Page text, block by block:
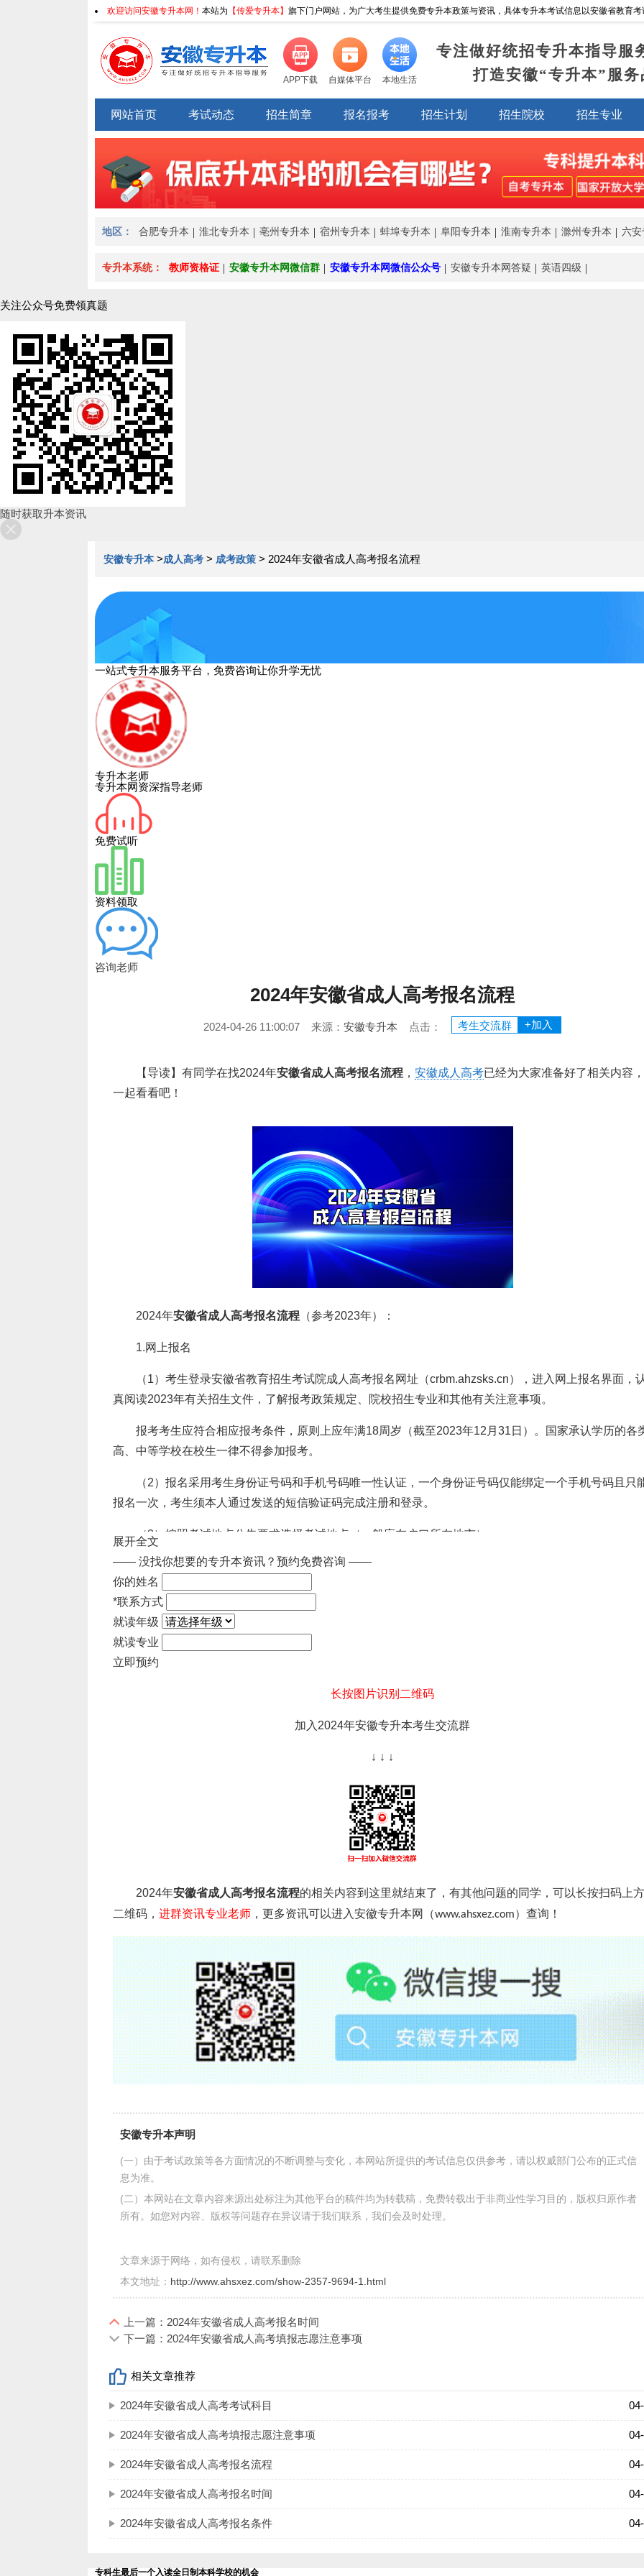
欢迎访问安徽专升本网！ 本站为 【传爱专升本】 旗下门户网站，为广大考生提供免费专升本政策与资讯，具体专升本考试信息以安徽省教育考
APP下载 自媒体平台 本地生活
专注做好统招专升本指导服
打造安徽“专升本”服务
网站首页 考试动态 招生简章 报名报考 招生计划 招生院校 招生专业
地区： 合肥专升本 淮北专升本 亳州专升本 宿州专升本 蚌埠专升本 阜阳专升本 淮南专升本 滁州专升本 六安
专升本系统： 教师资格证 安徽专升本网微信群 安徽专升本网微信公众号 安徽专升本网答疑 英语四级
关注公众号免费领真题
随时获取升本资讯
安徽专升本 >成人高考 > 成考政策 > 2024年安徽省成人高考报名流程
一站式专升本服务平台，免费咨询让你升学无忧
专升本老师
专升本网资深指导老师
免费试听
资料领取
咨询老师
2024年安徽省成人高考报名流程
2024-04-26 11:00:07 来源： 安徽专升本 点击： 考生交流群 +加入
【导读】有同学在找2024年安徽省成人高考报名流程 ， 安徽成人高考已经为大家准备好了相关内容，
一起看看吧！
2024年安徽省成人高考报名流程 （参考2023年）：
1.网上报名
（1）考生登录安徽省教育招生考试院成人高考报名网址（crbm.ahzsks.cn），进入网上报名界面，
真阅读2023年有关招生文件，了解报考政策规定、院校招生专业和其他有关注意事项。
报考考生应符合相应报考条件，原则上应年满18周岁（截至2023年12月31日）。国家承认学历的各
高、中等学校在校生一律不得参加报考。
（2）报名采用考生身份证号码和手机号码唯一性认证，一个身份证号码仅能绑定一个手机号码且只
报名一次，考生须本人通过发送的短信验证码完成注册和登录。
（3）按照考试地点公告要求选择考试地点（一般应在户口所在地市）。
（4）按照网页的提示和要求，准确填报个人基本信息和报考学校、专业志愿等信息。
（5）煤炭企业定向招收优秀在职员工、“一村一名大学生人才培养工程”和“农民工求学圆梦行动”的报
工作，由招生院校及有关部门负责组织，统一安排。
2.网上确认
时填报的基本信息、志愿信息等进行核对。核对无误后确认提交，报名信息一经提交，不得更改。
本人近三个月内正面、免冠、无妆、彩色2寸电子照片。
现役军人考生还需上传本人有效《居民身份证》、《士兵证》（或《军官证》）以及所在部队团级以
上政治工作部门出具的同意报考证明（证明为驻报考市部队的现役军人）。
（3）所需材料全部上传成功后，等待上传材料审核结果。如上传材料审核未通过，请在12小时内登录
考试机构指定地点进行现场审核确认。上传材料审核结果为“未通过”的考生，主要分为以下几种情况：
1)考生照片与身份信息比对不通过。考生需补充上传有效居民身份证原件人像面和国徽面照片、手持
份证照片等相关证明材料。
2)考生学籍学历信息比对未通过但学籍学历信息确属真实的。考生需补充上传毕业证书或学信网学历
证报告和《学籍学历信息真实有效保证书》等相关证明材料。2024年春季毕业的应届专科毕业生需上传所
在学校出具的《2024年春季专科毕业生证明》等证明材料。
3)其他审核不通过的情况。考生需根据审核不通过原因补充相关材料。
（4）信息核查
省户籍考生所提供的居住证信息进行统一核查，核查结果将通过短信通知考生。经核查无居住证信息或提
工作由各市招生考试机构负责。
（5）符合照顾加分条件的考生：25周岁以上照顾加分由报名系统自动生成，考生须保证自己网上报名
所填身份证号码的真实、准确；符合其他照顾条件的考生，需携带《安徽省2023年成人高校招生照顾加分
进行交验。
（6）自主就业的退役士兵须携带凭县级以上退役军人事务部门开具的自主就业证明或退役军人有效证
3.网上缴费
考生上传材料审核和信息核查通过后，即可在网上支付平台缴纳报名考试费，缴费成功后，系统对考
生报名信息做出已缴费标记。网页有时不能实时显示缴费成功，这是因为网上银行和报名系统的数据交换
需要一定时间，考生只要确认自己账户上报名费支付准确无误即可，不必再尝试重新操作，以免造成重复
缴费。考生网上缴费时应注意网页给出的提示，按规定的程序和要求操作，遇到问题可拨打银行服务咨询
电话：0551-62667211，62667212（工作日：上午8:30-11:30，下午14:30-17:30）。全国统一服务热线
全国成人高校统一招生考试属国考之一，其报考程序、时间等规定向社会公布后是非常严肃的。为维
护成人高考报名的严肃性和正常秩序，请考生报名前仔细阅读网上发布的相关文件，知晓并遵守有关招生
名系统，考生应对自己的承诺负责。考生填报报名信息提交并网上信息确认，考生缴费必须在网上确认审
展开全文
—— 没找你想要的专升本资讯？ 预约免费咨询 ——
你的姓名
*联系方式
就读年级
就读专业
立即预约
长按图片识别二维码
加入2024年安徽专升本考生交流群
↓ ↓ ↓
2024年安徽省成人高考报名流程的相关内容到这里就结束了， 有其他问题的同学，可以长按扫码上方
二维码， 进群资讯专业老师 ，更多资讯可以进入安徽专升本网（www.ahsxez.com）查询！
安徽专升本声明
(一）由于考试政策等各方面情况的不断调整与变化，本网站所提供的考试信息仅供参考，请以权威部门公布的正式信
息为准。
(二）本网站在文章内容来源出处标注为其他平台的稿件均为转载稿，免费转载出于非商业性学习目的，版权归原作者
所有。如您对内容、版权等问题存在异议请于我们联系，我们会及时处理。
文章来源于网络，如有侵权，请联系删除
本文地址： http://www.ahsxez.com/show-2357-9694-1.html
上一篇：2024年安徽省成人高考报名时间
下一篇：2024年安徽省成人高考填报志愿​注意事项
相关文章推荐
2024年安徽省成人高考考试科目
2024年安徽省成人高考填报志愿​注意事项
2024年安徽省成人高考报名流程
2024年安徽省成人高考报名时间
2024年安徽省成人高考报名条件
专科生最后一个入读全日制本科学校的机会